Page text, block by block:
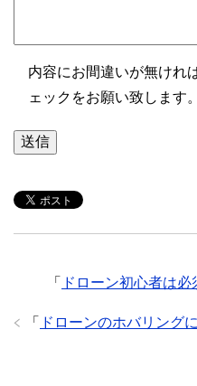
内容にお間違いが無けれ
ェックをお願い致します。
「 ドローン初心者は
「 ドローンのホバリング